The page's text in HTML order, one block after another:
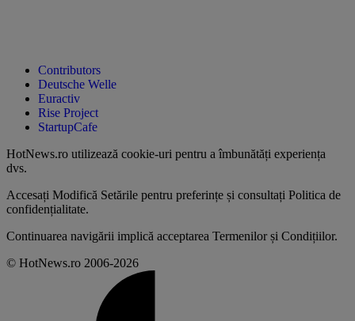
Contributors
Deutsche Welle
Euractiv
Rise Project
StartupCafe
HotNews.ro utilizează cookie-uri pentru a îmbunătăți experiența
dvs.
Accesați Modifică Setările pentru preferințe și consultați Politica de
confidențialitate.
Continuarea navigării implică acceptarea Termenilor și Condițiilor.
© HotNews.ro 2006-2026